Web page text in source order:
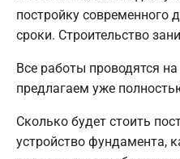
постройку современного
сроки. Строительство
Все работы проводятся
предлагаем уже
Сколько будет стоить
устройство фундамента,